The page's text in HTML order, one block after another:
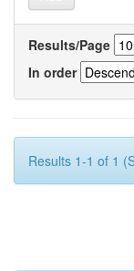
Results/Page
In order
Results 1-1 of 1